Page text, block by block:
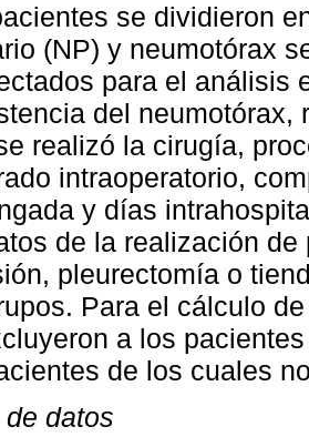
se dividieron
(NP) y neumotórax
para el análisis
del neumotórax,
realizó la cirugía,
intraoperatorio,
y días
de la realización
pleurectomía o
Para el cálculo
a los
de los cuales
datos